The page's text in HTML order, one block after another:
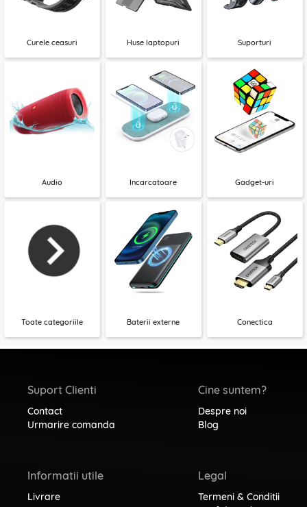
Curele ceasuri Huse laptopuri Suporturi
Audio Incarcatoare Gadget-uri
Toate categoriile Baterii externe Conectica
Suport Clienti
Contact
Urmarire comanda
Informatii utile
Livrare
Cine suntem?
Despre noi
Blog
Legal
Termeni & Conditii